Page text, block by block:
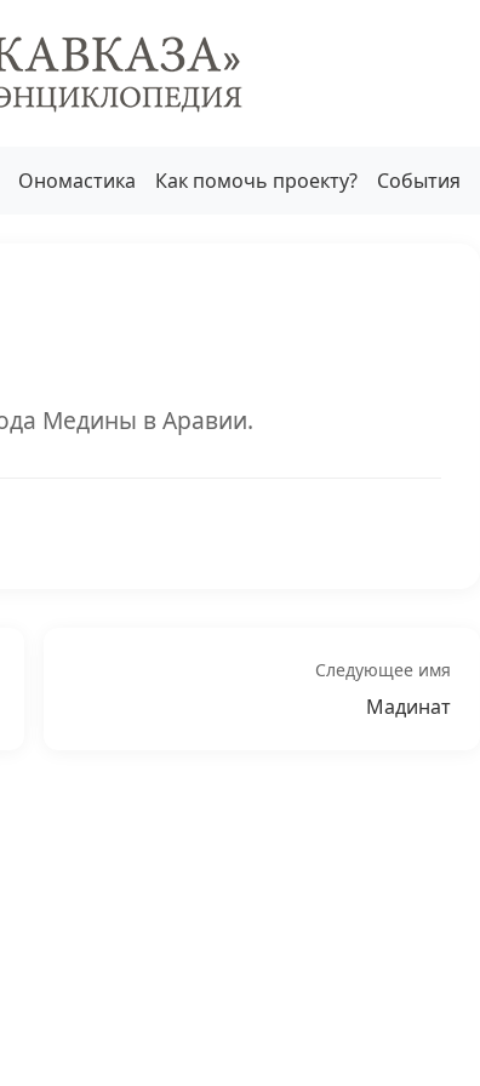
Ономастика Как помочь проекту? События
Медины в Аравии.
Следующее имя
Мадинат